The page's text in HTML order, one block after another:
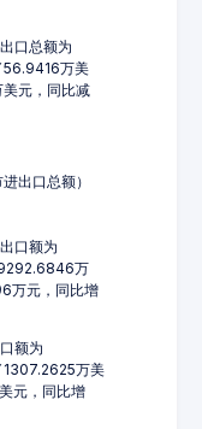
口总额为
56.9416万美
元，同比减
出口总额）
口额为
万
万元，同比增
额为
1307.2625万美
元，同比增